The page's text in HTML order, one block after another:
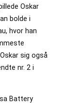
Oskar
bolde i
hvor han
sig også
nr. 2 i
Battery